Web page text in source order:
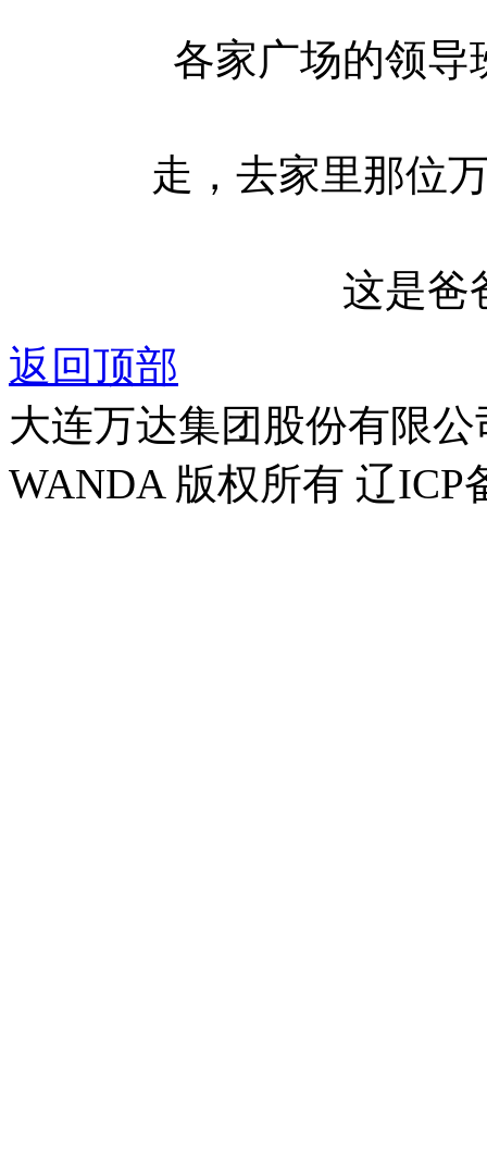
各家广场的领导
走，去家里那位
这是爸
返回顶部
大连万达集团股份有限
WANDA 版权所有 辽ICP